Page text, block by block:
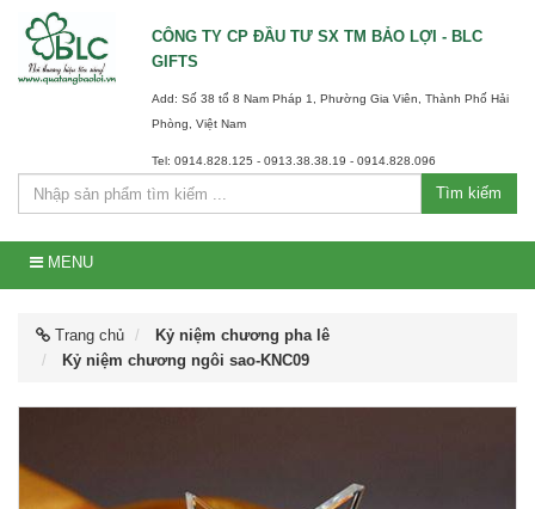
CÔNG TY CP ĐẦU TƯ SX TM BẢO LỢI - BLC
GIFTS
Add: Số 38 tổ 8 Nam Pháp 1, Phường Gia Viên, Thành Phố Hải
Phòng, Việt Nam
Tel: 0914.828.125 - 0913.38.38.19 - 0914.828.096
Tìm kiếm
MENU
Trang chủ
Kỷ niệm chương pha lê
Kỷ niệm chương ngôi sao-KNC09